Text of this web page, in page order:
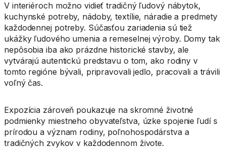
V interiéroch možno vidieť tradičný ľudový nábytok,
kuchynské potreby, nádoby, textílie, náradie a predmety
každodennej potreby. Súčasťou zariadenia sú tiež
ukážky ľudového umenia a remeselnej výroby. Domy tak
nepôsobia iba ako prázdne historické stavby, ale
vytvárajú autentickú predstavu o tom, ako rodiny v
tomto regióne bývali, pripravovali jedlo, pracovali a trávili
voľný čas.
Expozícia zároveň poukazuje na skromné životné
podmienky miestneho obyvateľstva, úzke spojenie ľudí s
prírodou a význam rodiny, poľnohospodárstva a
tradičných zvykov v každodennom živote.